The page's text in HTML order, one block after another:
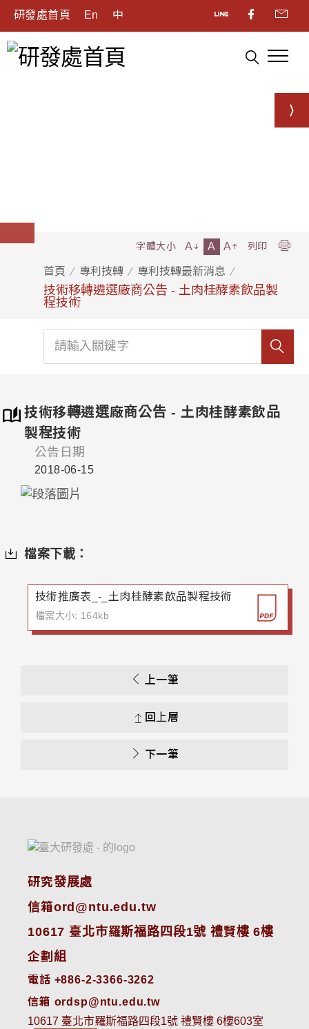
研發處首頁 En 中
首頁 專利技轉 專利技轉最新消息
技術移轉遴選廠商公告 - 土肉桂酵素飲品製
程技術
字體大小 A A A 列印
技術移轉遴選廠商公告 - 土肉桂酵素飲品
製程技術
公告日期
2018-06-15
檔案下載：
技術推廣表_-_土肉桂酵素飲品製程技術
檔案大小: 164kb
上一筆
回上層
下一筆
研究發展處
信箱ord@ntu.edu.tw
10617 臺北市羅斯福路四段1號 禮賢樓 6樓
企劃組
電話 +886-2-3366-3262
信箱 ordsp@ntu.edu.tw
10617 臺北市羅斯福路四段1號 禮賢樓 6樓603室